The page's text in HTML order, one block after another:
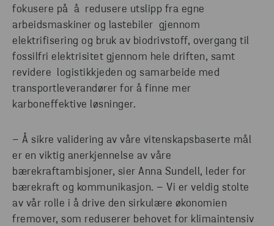
fokusere på å redusere utslipp fra egne
arbeidsmaskiner og lastebiler gjennom
elektrifisering og bruk av biodrivstoff, overgang til
fossilfri elektrisitet gjennom hele driften, samt
revidere logistikkjeden og samarbeide med
transportleverandører for å finne mer
karboneffektive løsninger.
– Å sikre validering av våre vitenskapsbaserte mål
er en viktig anerkjennelse av våre
bærekraftambisjoner, sier Anna Sundell, leder for
bærekraft og kommunikasjon. – Vi er veldig stolte
av vår rolle i å drive den sirkulære økonomien
fremover, som reduserer behovet for klimaintensiv